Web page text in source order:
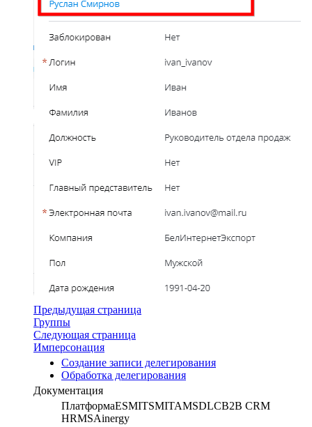
Предыдущая страница
Группы
Следующая страница
Имперсонация
Создание записи делегирования
Обработка делегирования
Документация
ПлатформаESMITSMITAMSDLCB2B CRM
HRMSAinergy